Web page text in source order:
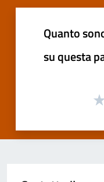
Quanto
su questa